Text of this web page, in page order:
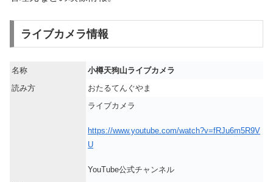
ライブカメラ情報
名称
小樽天狗山ライブカメラ
読み方
おたるてんぐやま
ライブカメラ
https://www.youtube.com/watch?v=fRJu6m5R9V
U
YouTube公式チャンネル